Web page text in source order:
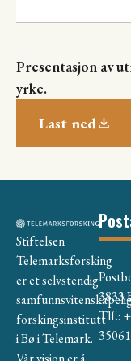
Presentasjon av
yrke.
Last ned
Stiftelsen
Telemarksforsking
er et selvstendig
forskingsinstitutt
i Bø i Telemark.
3833
Tlf.: